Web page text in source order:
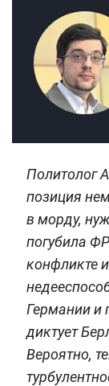
Политолог
позиция
в морду,
погубила
конфликте
Германии и
диктует
Вероятно,